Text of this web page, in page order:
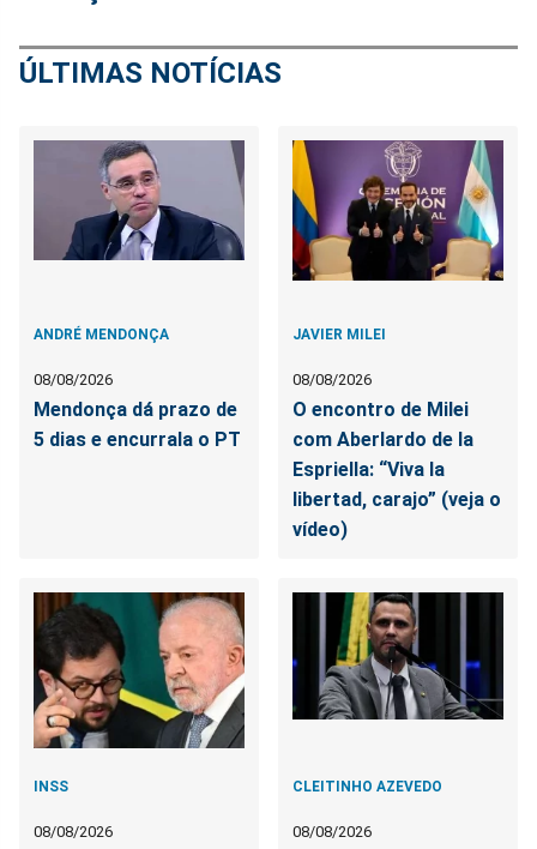
ÚLTIMAS NOTÍCIAS
ANDRÉ MENDONÇA
08/08/2026
Mendonça dá prazo de
5 dias e encurrala o PT
JAVIER MILEI
08/08/2026
O encontro de Milei
com Aberlardo de la
Espriella: “Viva la
libertad, carajo” (veja o
vídeo)
INSS
08/08/2026
CLEITINHO AZEVEDO
08/08/2026